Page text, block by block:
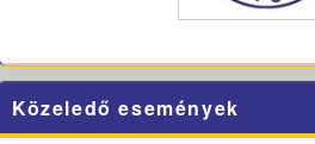
Közeledő események